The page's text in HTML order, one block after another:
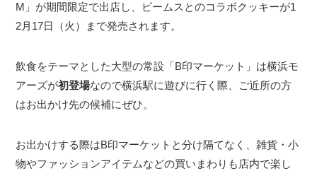
M」が期間限定で出店し、ビームスとのコラボクッキーが1
2月17日（火）まで発売されます。
飲食をテーマとした大型の常設「B印マーケット」は横浜モ
アーズが初登場なので横浜駅に遊びに行く際、ご近所の方
はお出かけ先の候補にぜひ。
お出かけする際はB印マーケットと分け隔てなく、雑貨・小
物やファッションアイテムなどの買いまわりも店内で楽し